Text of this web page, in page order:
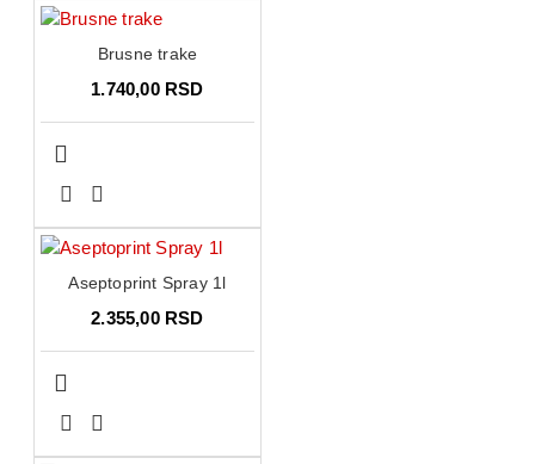
Brusne trake
1.740,00 RSD
Aseptoprint Spray 1l
2.355,00 RSD